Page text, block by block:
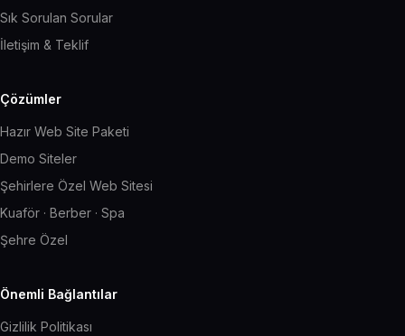
Sık Sorulan Sorular
İletişim & Teklif
Çözümler
Hazır Web Site Paketi
Demo Siteler
Şehirlere Özel Web Sitesi
Kuaför · Berber · Spa
Şehre Özel
Önemli Bağlantılar
Gizlilik Politikası